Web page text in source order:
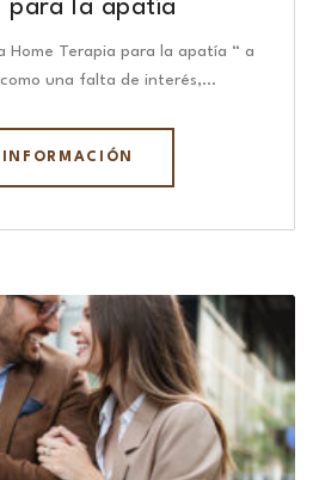
para la apatía
Home Terapia para la apatía “ a
una falta de interés,…